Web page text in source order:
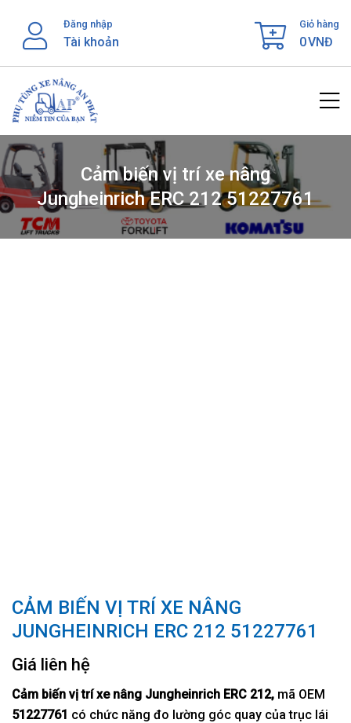
content
Đăng nhập
Tài khoản
Giỏ hàng
0VNĐ
Cảm biến vị trí xe nâng
Jungheinrich ERC 212 51227761
CẢM BIẾN VỊ TRÍ XE NÂNG
JUNGHEINRICH ERC 212 51227761
Giá liên hệ
Cảm biến vị tríxe nâng Jungheinrich ERC 212, mã OEM
51227761 có chức năng đo lường góc quay của trục lái